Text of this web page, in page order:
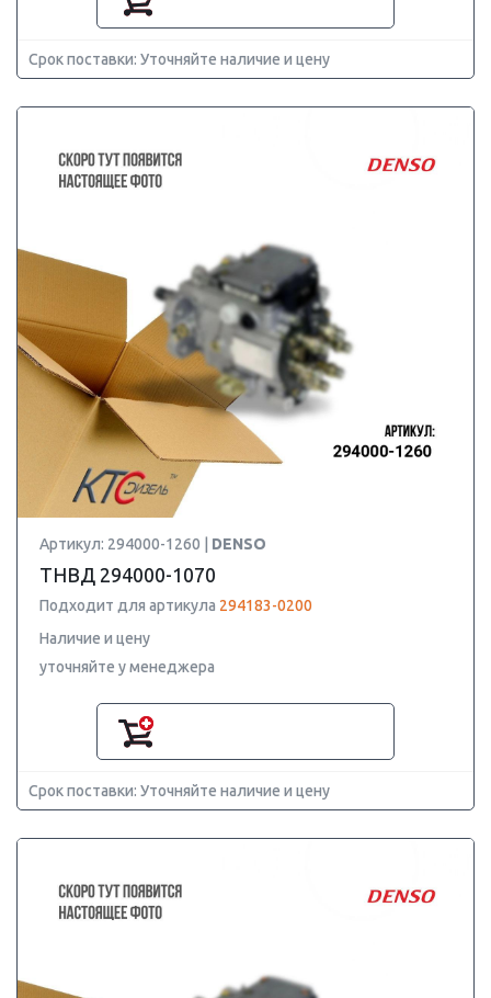
Срок поставки: Уточняйте наличие и цену
Артикул: 294000-1260 | DENSO
ТНВД 294000-1070
Подходит для артикула 294183-0200
Наличие и цену
уточняйте у менеджера
Срок поставки: Уточняйте наличие и цену